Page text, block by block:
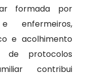
formada por
enfermeiros,
e acolhimento
de protocolos
contribui